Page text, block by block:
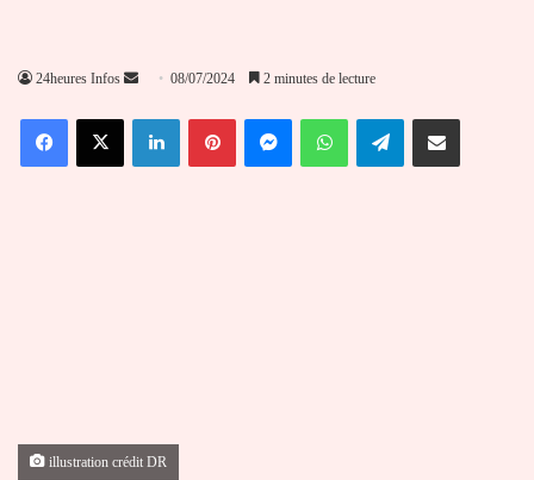
24heures Infos
Envoyer
courriel
08/07/2024 2 minutes de lecture
FacebookX LinkedinPinterestMessengerWhatsAppTelegramPartager par email
illustration crédit DR